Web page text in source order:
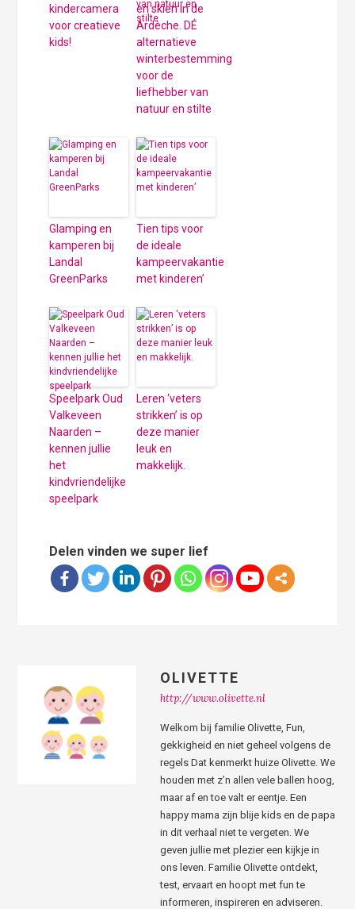
kindercamera
voor creatieve
kids!
en skiën in de
Ardèche. DÉ
alternatieve
winterbestemming
voor de
liefhebber van
natuur en stilte
Glamping en
kamperen bij
Landal
GreenParks
Tien tips voor
de ideale
kampeervakantie
met kinderen’
Speelpark Oud
Valkeveen
Naarden –
kennen jullie
het
kindvriendelijke
speelpark
Leren ‘veters
strikken’ is op
deze manier
leuk en
makkelijk.
Delen vinden we super lief
OLIVETTE
http://www.olivette.nl
Welkom bij familie Olivette, Fun,
gekkigheid en niet geheel volgens de
regels Dat kenmerkt huize Olivette. We
houden met z’n allen vele ballen hoog,
maar af en toe valt er eentje. Een
happy mama zijn blije kids en de papa
in dit verhaal niet te vergeten. We
geven jullie met plezier een kijkje in
ons leven. Familie Olivette ontdekt,
test, ervaart en hoopt met fun te
informeren, inspireren en adviseren.